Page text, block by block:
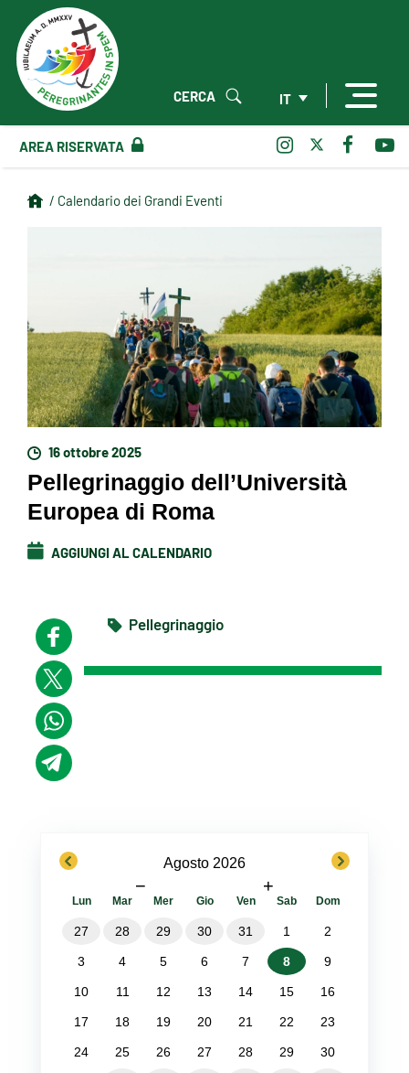
IT
CERCA
AREA RISERVATA
/ Calendario dei Grandi Eventi
16 ottobre 2025
Pellegrinaggio dell’Università
Europea di Roma
AGGIUNGI AL CALENDARIO
Pellegrinaggio
previous Agosto 2026
− +
next
Lun Mar Mer Gio Ven Sab Dom
27 28 29 30 31 1 2
3 4 5 6 7 8 9
10 11 12 13 14 15 16
17 18 19 20 21 22 23
24 25 26 27 28 29 30